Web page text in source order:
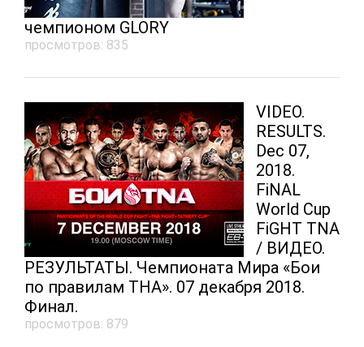
чемпионом GLORY
просмотров: 835
VIDEO.
RESULTS.
Dec 07,
2018.
FiNAL
World Cup
FiGHT TNA
/ ВИДЕО.
РЕЗУЛЬТАТЫ. Чемпионата Мира «Бои
по правилам ТНА». 07 декабря 2018.
Финал.
просмотров: 879